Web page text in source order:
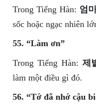
Trong Tiếng Hàn: 엄
sốc hoặc ngạc nhiên
55. “Làm ơn”
Trong Tiếng Hàn:제
làm một điều gì đó.
56. “Tớ đã nhớ cậu